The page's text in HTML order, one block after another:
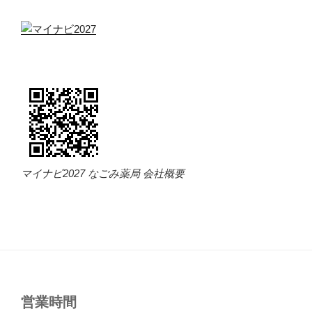
マイナビ2027 なごみ薬局 会社概要
営業時間